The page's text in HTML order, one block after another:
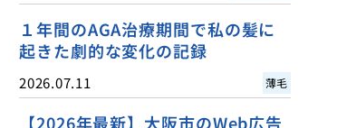
１年間のAGA治療期間で私の髪に
起きた劇的な変化の記録
2026.07.11 薄毛
【2026年最新】大阪市のWeb広告